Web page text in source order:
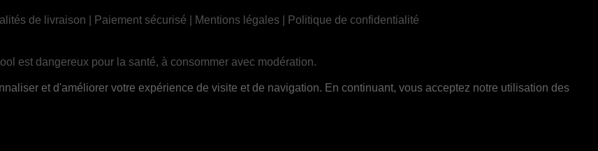
de livraison Paiement sécurisé Mentions légales| Politique de confidentialité
est dangereux pour la santé, à consommer avec modération.
et d'améliorer votre expérience de visite et de navigation. En continuant, vous acceptez notre utilisation des